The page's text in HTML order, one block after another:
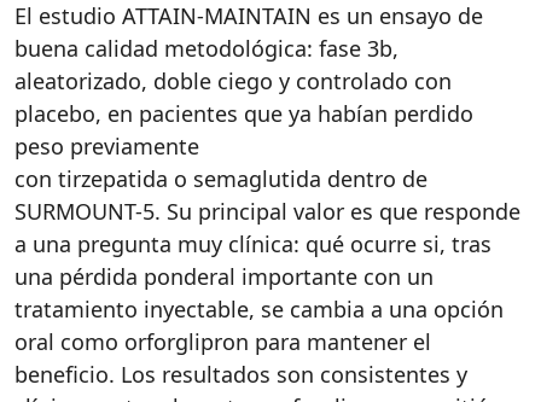
El estudio ATTAIN-MAINTAIN es un ensayo de
buena calidad metodológica: fase 3b,
aleatorizado, doble ciego y controlado con
placebo, en pacientes que ya habían perdido
peso previamente
con tirzepatida o semaglutida dentro de
SURMOUNT-5. Su principal valor es que responde
a una pregunta muy clínica: qué ocurre si, tras
una pérdida ponderal importante con un
tratamiento inyectable, se cambia a una opción
oral como orforglipron para mantener el
beneficio. Los resultados son consistentes y